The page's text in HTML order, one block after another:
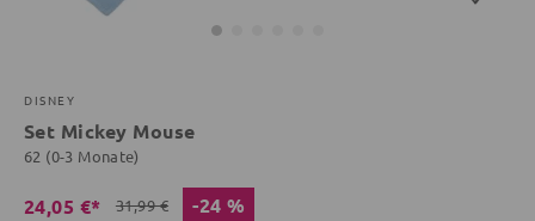
DISNEY
Set Mickey Mouse
62 (0-3 Monate)
24,05 €* 31,99 € -24 %